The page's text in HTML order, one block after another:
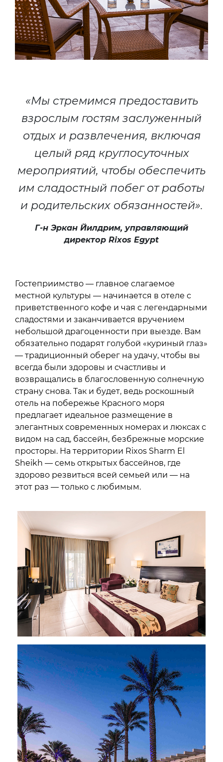
«Мы стремимся предоставить
взрослым гостям заслуженный
отдых и развлечения, включая
целый ряд круглосуточных
мероприятий, чтобы обеспечить
им сладостный побег от работы
и родительских обязанностей».
Г-н Эркан Йилдрим, управляющий
директор Rixos Egypt
Гостеприимство — главное слагаемое
местной культуры — начинается в отеле с
приветственного кофе и чая с легендарными
сладостями и заканчивается вручением
небольшой драгоценности при выезде. Вам
обязательно подарят голубой «куриный глаз»
— традиционный оберег на удачу, чтобы вы
всегда были здоровы и счастливы и
возвращались в благословенную солнечную
страну снова. Так и будет, ведь роскошный
отель на побережье Красного моря
предлагает идеальное размещение в
элегантных современных номерах и люксах с
видом на сад, бассейн, безбрежные морские
просторы. На территории Rixos Sharm El
Sheikh — семь открытых бассейнов, где
здорово резвиться всей семьей или — на
этот раз — только с любимым.